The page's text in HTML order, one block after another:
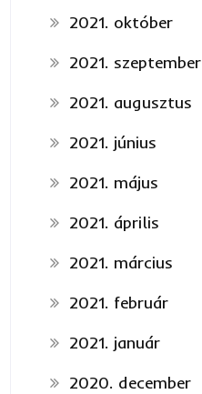
2021. október
2021. szeptember
2021. augusztus
2021. június
2021. május
2021. április
2021. március
2021. február
2021. január
2020. december